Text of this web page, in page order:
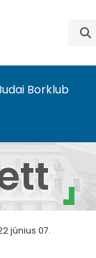
Borklub
június 07.